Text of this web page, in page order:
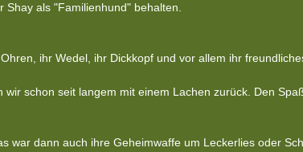
Shay als "Familienhund" behalten.
ihr Wedel, ihr Dickkopf und vor allem ihr
schon seit langem mit einem Lachen zurück. Den
war dann auch ihre Geheimwaffe um Leckerlies oder